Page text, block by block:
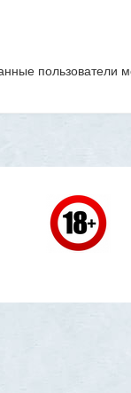
пользователи